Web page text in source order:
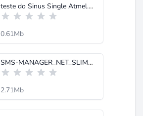
teste do Sinus Single Atmel.pdf
0.61Mb
SMS-MANAGER_NET_SLIM_MS[1].rar
2.71Mb